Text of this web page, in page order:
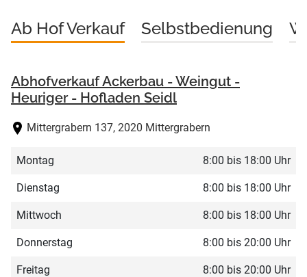
Ab Hof Verkauf Selbstbedienung
Abhofverkauf Ackerbau - Weingut -
Heuriger - Hofladen Seidl
Mittergrabern 137, 2020 Mittergrabern
Montag 8:00 bis 18:00 Uhr
Dienstag 8:00 bis 18:00 Uhr
Mittwoch 8:00 bis 18:00 Uhr
Donnerstag 8:00 bis 20:00 Uhr
Freitag 8:00 bis 20:00 Uhr